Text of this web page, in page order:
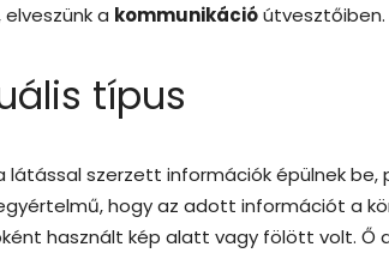
a kommunikációútvesztőiben.
típus
látással szerzett információk épülnek
hogy az adott információt a
használt kép alatt vagy fölött volt. Ő